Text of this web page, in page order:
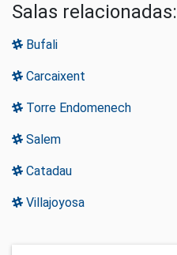
Salas relacionadas:
Bufali
Carcaixent
Torre Endomenech
Salem
Catadau
Villajoyosa